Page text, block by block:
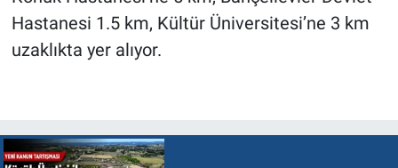
Hastanesi 1.5 km, Kültür Üniversitesi’ne 3 km
uzaklıkta yer alıyor.